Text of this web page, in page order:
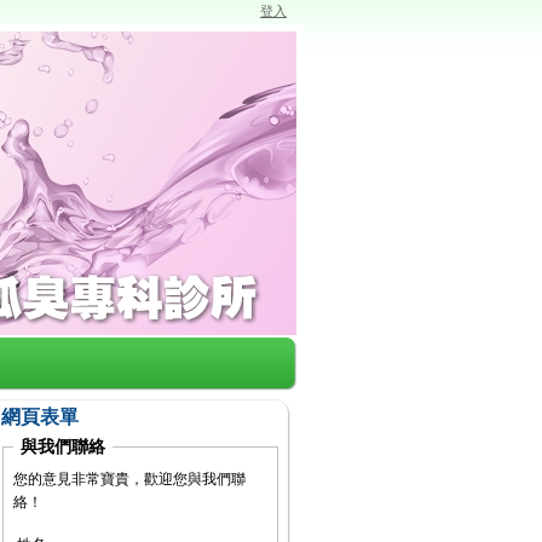
登入
網頁表單
與我們聯絡
您的意見非常寶貴，歡迎您與我們聯
絡！